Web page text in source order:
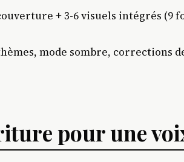
+ 3-6 visuels intégrés (9
mode sombre, corrections
pour une